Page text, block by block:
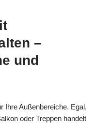
–
und
Ihre Außenbereiche. Egal,
oder Treppen handelt